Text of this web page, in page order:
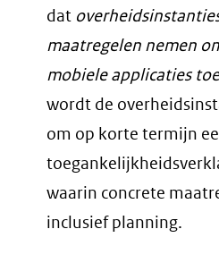
dat
maatregelen nemen
mobiele applicaties
wordt de
om op korte termijn
waarin concrete
inclusief planning.